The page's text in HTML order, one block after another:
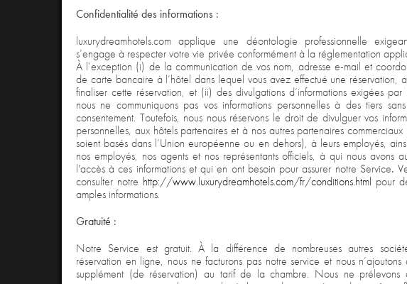
Confidentialité des informations :
luxurydreamhotels.com applique une déontologie professionnelle
s’engage à respecter votre vie privée conformément à la réglementation
À l’exception (i) de la communication de vos nom, adresse e-mail et
de carte bancaire à l’hôtel dans lequel vous avez effectué une réservation,
finaliser cette réservation, et (ii) des divulgations d’informations exigées
nous ne communiquons pas vos informations personnelles à des tiers
consentement. Toutefois, nous nous réservons le droit de divulguer vos
personnelles, aux hôtels partenaires et à nos autres partenaires commerciaux
soient basés dans l’Union européenne ou en dehors), à leurs employés,
nos employés, nos agents et nos représentants officiels, à qui nous avons
l'accès à ces informations et qui en ont besoin pour assurer notre Service.
consulter notre http://www.luxurydreamhotels.com/fr/conditions.html pour
amples informations.
Gratuité :
Notre Service est gratuit. À la différence de nombreuses autres
réservation en ligne, nous ne facturons pas notre service et nous n’ajoutons
supplément (de réservation) au tarif de la chambre. Nous ne prélevons